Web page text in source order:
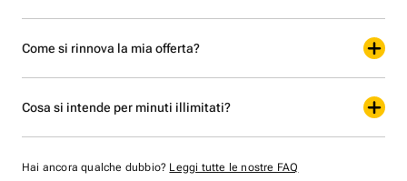
Come si rinnova la mia offerta?
Cosa si intende per minuti illimitati?
Hai ancora qualche dubbio? Leggi tutte le nostre FAQ